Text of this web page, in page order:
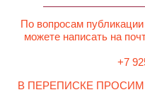
По вопросам публикации
можете написать на
+7
В ПЕРЕПИСКЕ